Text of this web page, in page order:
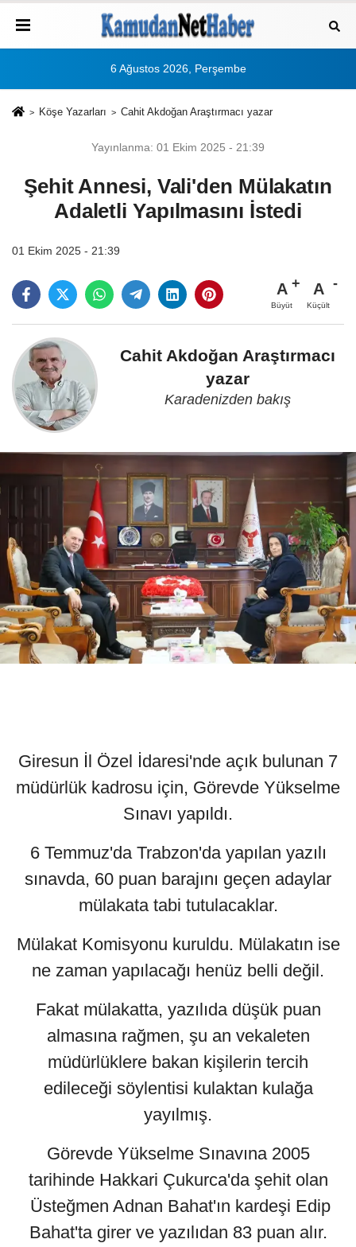
6 Ağustos 2026, Perşembe
Köşe Yazarları Cahit Akdoğan Araştırmacı yazar
Yayınlanma: 01 Ekim 2025 - 21:39
Şehit Annesi, Vali'den Mülakatın
Adaletli Yapılmasını İstedi
01 Ekim 2025 - 21:39
A
Büyüt
A
Küçült
Cahit Akdoğan Araştırmacı
yazar
Karadenizden bakış
Giresun İl Özel İdaresi'nde açık bulunan 7
müdürlük kadrosu için, Görevde Yükselme
Sınavı yapıldı.
6 Temmuz'da Trabzon'da yapılan yazılı
sınavda, 60 puan barajını geçen adaylar
mülakata tabi tutulacaklar.
Mülakat Komisyonu kuruldu. Mülakatın ise
ne zaman yapılacağı henüz belli değil.
Fakat mülakatta, yazılıda düşük puan
almasına rağmen, şu an vekaleten
müdürlüklere bakan kişilerin tercih
edileceği söylentisi kulaktan kulağa
yayılmış.
Görevde Yükselme Sınavına 2005
tarihinde Hakkari Çukurca'da şehit olan
Üsteğmen Adnan Bahat'ın kardeşi Edip
Bahat'ta girer ve yazılıdan 83 puan alır.